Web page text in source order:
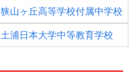
狭山ヶ丘高等学校付属中学校
土浦日本大学中等教育学校